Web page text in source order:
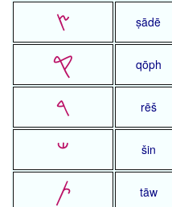
𐤑
ṣādē
𐤒
qōph
𐤓
rēš
𐤔
šin
𐤕
tāw